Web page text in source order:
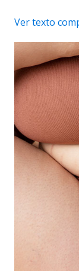
Ver texto